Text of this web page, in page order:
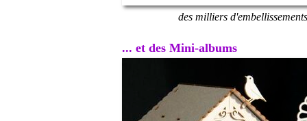
des milliers
... et des Mini-albums